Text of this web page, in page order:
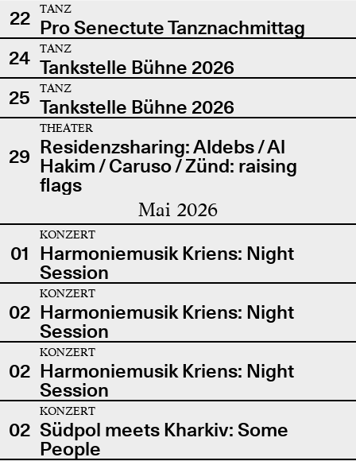
22
TANZ
Pro Senectute Tanznachmittag
24
TANZ
Tankstelle Bühne 2026
25
TANZ
Tankstelle Bühne 2026
29
THEATER
Residenzsharing: Aldebs / Al
Hakim / Caruso / Zünd: raising
flags
Mai 2026
01
KONZERT
Harmoniemusik Kriens: Night
Session
02
KONZERT
Harmoniemusik Kriens: Night
Session
02
KONZERT
Harmoniemusik Kriens: Night
Session
02
KONZERT
Südpol meets Kharkiv: Some
People